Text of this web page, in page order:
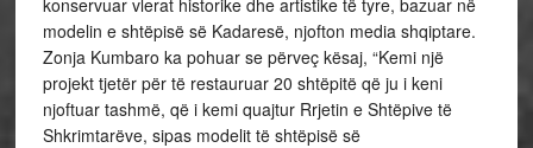
konservuar vlerat historike dhe artistike të tyre, bazuar në
modelin e shtëpisë së Kadaresë, njofton media shqiptare.
Zonja Kumbaro ka pohuar se përveç kësaj, “Kemi një
projekt tjetër për të restauruar 20 shtëpitë që ju i keni
njoftuar tashmë, që i kemi quajtur Rrjetin e Shtëpive të
Shkrimtarëve, sipas modelit të shtëpisë së